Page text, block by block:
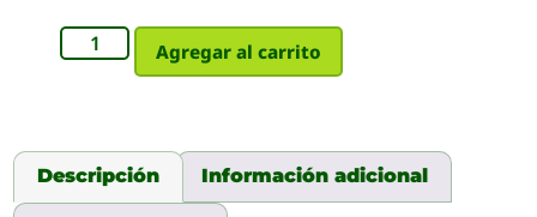
Agregar al carrito
Descripción Información adicional